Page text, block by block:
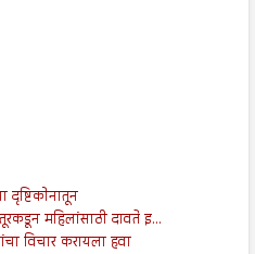
दृष्टिकोनातून
महिलांसाठी दावते इ...
विचार करायला हवा